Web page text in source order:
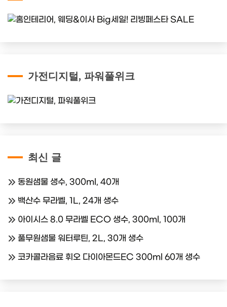
가전디지털, 파워풀위크
최신 글
동원샘물 생수, 300ml, 40개
백산수 무라벨, 1L, 24개 생수
아이시스 8.0 무라벨 ECO 생수, 300ml, 100개
풀무원샘물 워터루틴, 2L, 30개 생수
코카콜라음료 휘오 다이아몬드EC 300ml 60개 생수